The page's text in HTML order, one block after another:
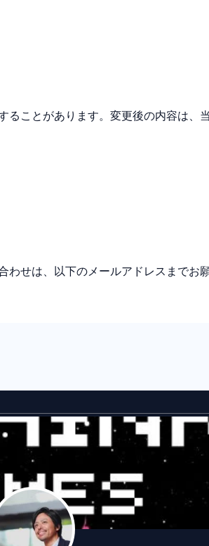
ることがあります。変更後の内容は、
せは、以下のメールアドレスまでお